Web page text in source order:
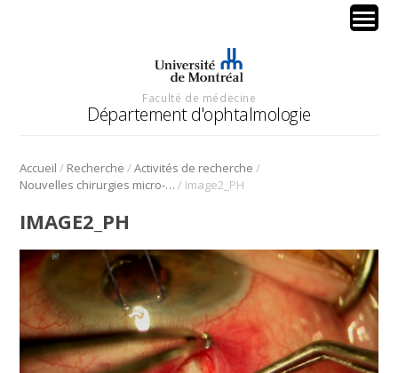
Faculté de médecine
Département d'ophtalmologie
Accueil / Recherche /Activités de recherche /
Nouvelles chirurgies micro-invasives (MIGS) en glaucome / Image2_PH
IMAGE2_PH